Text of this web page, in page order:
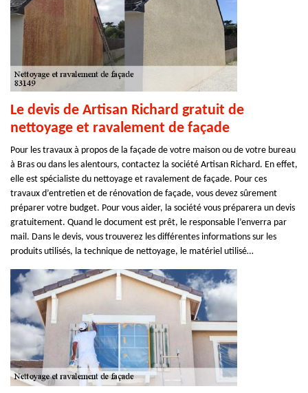
Le devis de Artisan Richard gratuit de
nettoyage et ravalement de façade
Pour les travaux à propos de la façade de votre maison ou de votre bureau
à Bras ou dans les alentours, contactez la société Artisan Richard. En effet,
elle est spécialiste du nettoyage et ravalement de façade. Pour ces
travaux d’entretien et de rénovation de façade, vous devez sûrement
préparer votre budget. Pour vous aider, la société vous préparera un devis
gratuitement. Quand le document est prêt, le responsable l’enverra par
mail. Dans le devis, vous trouverez les différentes informations sur les
produits utilisés, la technique de nettoyage, le matériel utilisé…